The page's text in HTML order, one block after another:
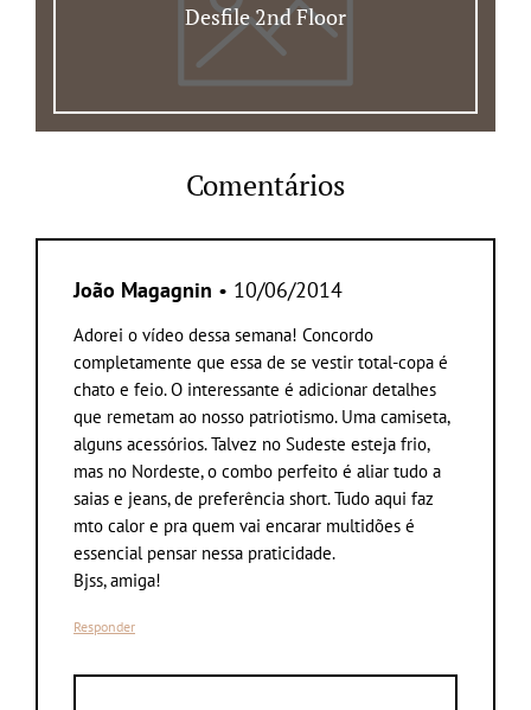
Desfile 2nd Floor
Comentários
João Magagnin • 10/06/2014
Adorei o vídeo dessa semana! Concordo
completamente que essa de se vestir total-copa é
chato e feio. O interessante é adicionar detalhes
que remetam ao nosso patriotismo. Uma camiseta,
alguns acessórios. Talvez no Sudeste esteja frio,
mas no Nordeste, o combo perfeito é aliar tudo a
saias e jeans, de preferência short. Tudo aqui faz
mto calor e pra quem vai encarar multidões é
essencial pensar nessa praticidade.
Bjss, amiga!
Responder